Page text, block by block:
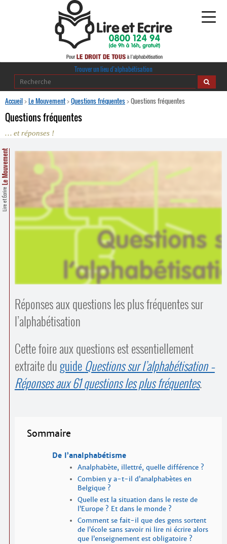
Alphabétisation
Regards croisés
Ressources pédagogiques
Comprendre et parler
Bienvenue en Belgique
Espace presse
Contacts
Trouver un lieu d’alphabétisation
Accueil>Le Mouvement>Questions fréquentes>Questions fréquentes
Questions fréquentes
… et réponses !
Lire et Écrire
Le Mouvement
Réponses aux questions les plus fréquentes sur
l’alpha­bétisation
Cette foire aux questions est essentiellement
extraite du guide Questions sur l’alpha­bétisation –
Réponses aux 61 questions les plus fréquentes.
Sommaire
De l’analpha­bétisme
Analpha­bète, illettré, quelle différence ?
Combien y a-t-il d’analpha­bètes en
Belgique ?
Quelle est la situation dans le reste de
l’Europe ? Et dans le monde ?
Comment se fait-il que des gens sortent
de l’école sans savoir ni lire ni écrire alors
que l’enseignement est obligatoire ?